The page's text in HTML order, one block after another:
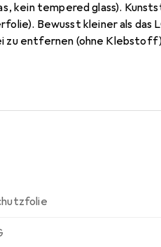
kein tempered glass).
Bewusst kleiner als das
zu entfernen (ohne